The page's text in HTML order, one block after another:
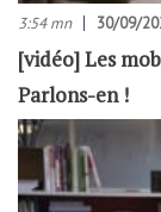
3:54 mn 30/09/
[vidéo] Les
Parlons-en !